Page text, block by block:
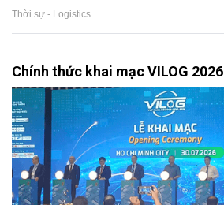
Thời sự - Logistics
Chính thức khai mạc VILOG 2026